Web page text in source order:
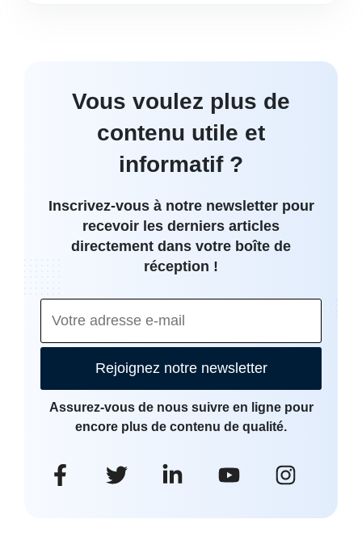
Vous voulez plus de
contenu utile et
informatif ?
Inscrivez-vous à notre newsletter pour
recevoir les derniers articles
directement dans votre boîte de
réception !
Rejoignez notre newsletter
Assurez-vous de nous suivre en ligne pour
encore plus de contenu de qualité.